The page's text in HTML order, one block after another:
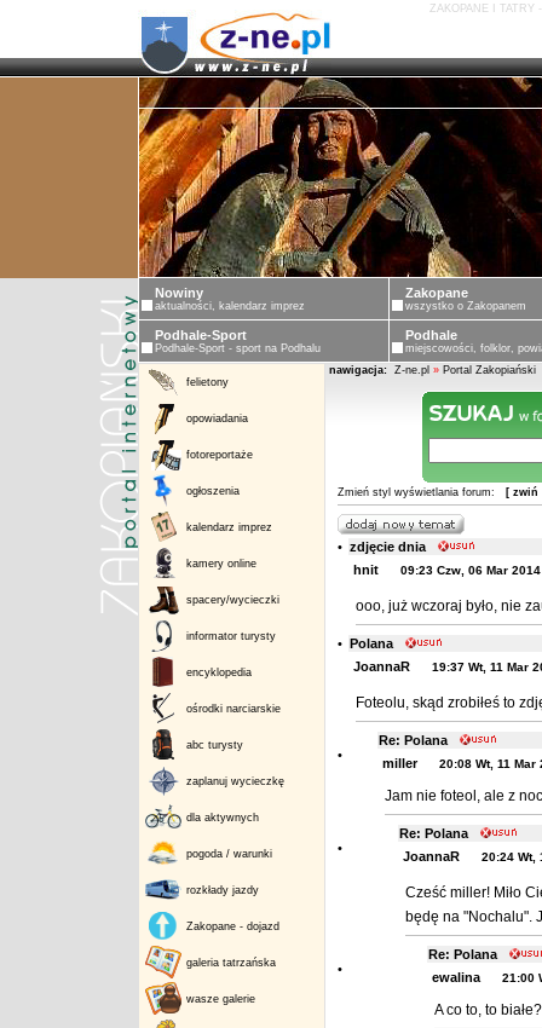
ZAKOPANE I TATRY
Nowiny
aktualności, kalendarz imprez
Zakopane
wszystko o Zakopanem
Podhale-Sport
Podhale-Sport - sport na Podhalu
Podhale
miejscowości, folklor,
felietony
opowiadania
fotoreportaże
ogłoszenia
kalendarz imprez
kamery online
spacery/wycieczki
informator turysty
encyklopedia
ośrodki narciarskie
abc turysty
zaplanuj wycieczkę
dla aktywnych
pogoda / warunki
rozkłady jazdy
Zakopane - dojazd
galeria tatrzańska
wasze galerie
nawigacja: Z-ne.pl » Portal Zakopiański
Zmień styl wyświetlania forum: [ zwiń
• zdjęcie dnia
hnit
09:23 Czw, 06 Mar 2014
ooo, już wczoraj było, nie
• Polana
JoannaR
19:37 Wt, 11 Mar
Foteolu, skąd zrobiłeś to
•
Re: Polana
miller
20:08 Wt, 11 Mar
Jam nie foteol, ale z
•
Re: Polana
JoannaR
20:24 Wt,
Cześć miller! Miło
będę na "Nochalu".
•
Re: Polana
ewalina
21:00
A co to, to